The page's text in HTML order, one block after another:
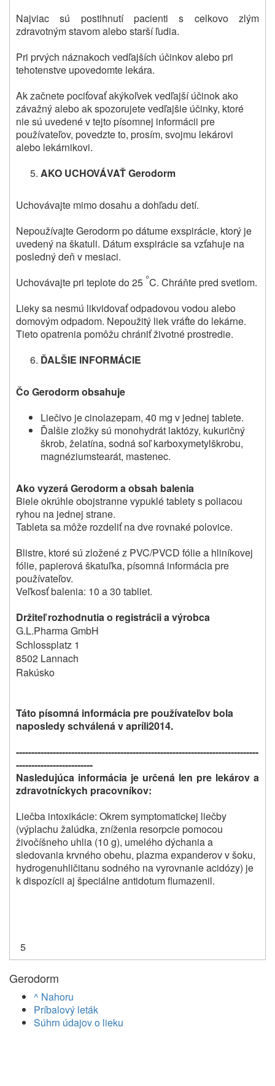
Najviac sú postihnutí pacienti s celkovo zlým
zdravotným stavom alebo starší ľudia.
Pri prvých náznakoch vedľajších účinkov alebo pri
tehotenstve upovedomte lekára.
Ak začnete pociťovať akýkoľvek vedľajší účinok ako
závažný alebo ak spozorujete vedľajšie účinky, ktoré
nie sú uvedené v tejto písomnej informácii pre
používateľov, povedzte to, prosím, svojmu lekárovi
alebo lekárnikovi.
AKO UCHOVÁVAŤ Gerodorm
Uchovávajte mimo dosahu a dohľadu detí.
Nepoužívajte Gerodorm po dátume exspirácie, ktorý je
uvedený na škatuli. Dátum exspirácie sa vzťahuje na
posledný deň v mesiaci.
Uchovávajte pri teplote do 25 °C. Chráňte pred svetlom.
Lieky sa nesmú likvidovať odpadovou vodou alebo
domovým odpadom. Nepoužitý liek vráťte do lekárne.
Tieto opatrenia pomôžu chrániť životné prostredie.
ĎALŠIE INFORMÁCIE
Čo Gerodorm obsahuje
Liečivo jecinolazepam, 40 mg v jednej tablete.
Ďalšie zložky sú monohydrát laktózy, kukuričný
škrob, želatína, sodná soľ karboxymetylškrobu,
magnéziumstearát, mastenec.
Ako vyzerá Gerodorm a obsah balenia
Biele okrúhle obojstranne vypuklé tablety s poliacou
ryhou na jednej strane.
Tableta sa môže rozdeliť na dve rovnaké polovice.
Blistre, ktoré sú zložené z PVC/PVCD fólie a hliníkovej
fólie, papierová škatuľka, písomná informácia pre
používateľov.
Veľkosť balenia: 10 a 30 tabliet.
Držiteľ rozhodnutia o registrácii a výrobca
G.L.Pharma GmbH
Schlossplatz 1
8502 Lannach
Rakúsko
Táto písomná informácia pre používateľov bola
naposledy schválená v apríli2014.
-------------------------------------------------------------------------------
-------------------------
Nasledujúca informácia je určená len pre lekárov a
zdravotníckych pracovníkov:
Liečba intoxikácie: Okrem symptomatickej liečby
(výplachu žalúdka, zníženia resorpcie pomocou
živočíšneho uhlia (10 g), umelého dýchania a
sledovania krvného obehu, plazma expanderov v šoku,
hydrogenuhličitanu sodného na vyrovnanie acidózy) je
k dispozícii aj špeciálne antidotum flumazenil.
5
Gerodorm
^ Nahoru
Príbalový leták
Súhrn údajov o lieku